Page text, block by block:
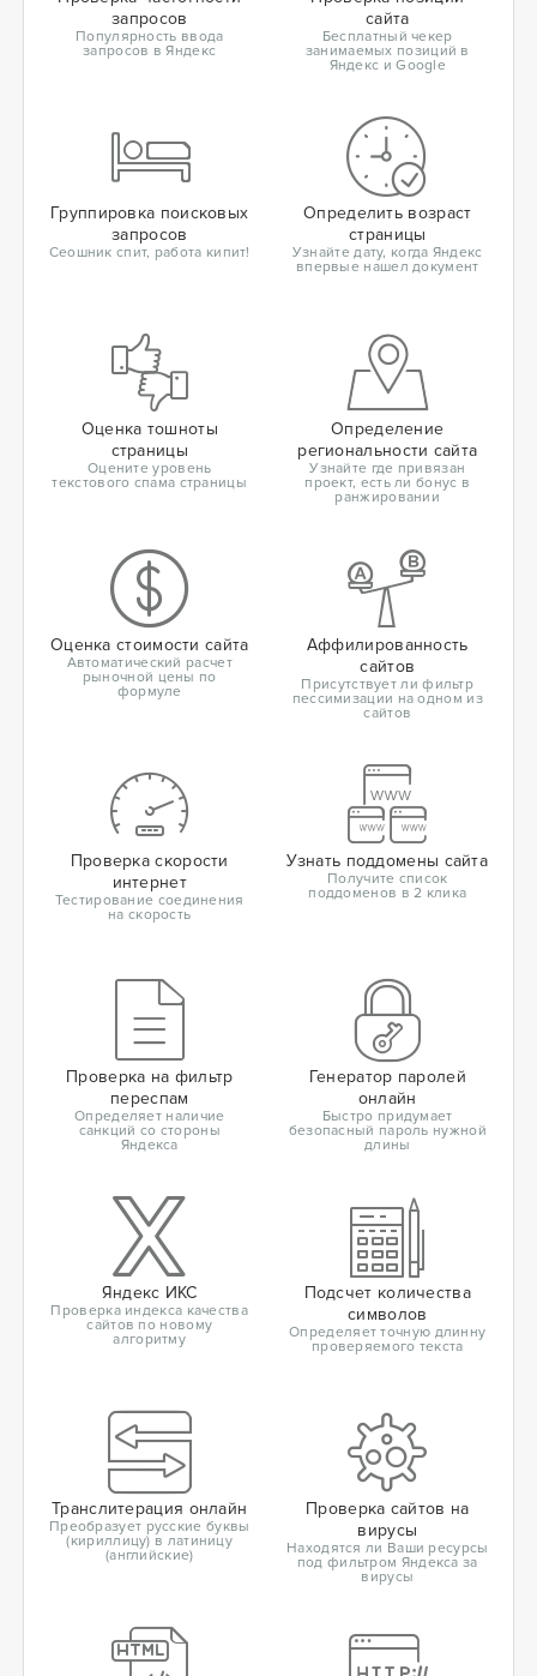
запросов
Популярность ввода
запросов в Яндекс
сайта
Бесплатный чекер
занимаемых позиций в
Яндекс и Google
Группировка поисковых
запросов
Сеошник спит, работа кипит!
Определить возраст
страницы
Узнайте дату, когда Яндекс
впервые нашел документ
Оценка тошноты
страницы
Оцените уровень
текстового спама страницы
Определение
региональности сайта
Узнайте где привязан
проект, есть ли бонус в
ранжировании
Оценка стоимости сайта
Автоматический расчет
рыночной цены по
формуле
Аффилированность
сайтов
Присутствует ли фильтр
пессимизации на одном из
сайтов
Проверка скорости
интернет
Тестирование соединения
на скорость
Узнать поддомены сайта
Получите список
поддоменов в 2 клика
Проверка на фильтр
переспам
Определяет наличие
санкций со стороны
Яндекса
Генератор паролей
онлайн
Быстро придумает
безопасный пароль нужной
длины
Яндекс ИКС
Проверка индекса качества
сайтов по новому
алгоритму
Подсчет количества
символов
Определяет точную длинну
проверяемого текста
Транслитерация онлайн
Преобразует русские буквы
(кириллицу) в латиницу
(английские)
Проверка сайтов на
вирусы
Находятся ли Ваши ресурсы
под фильтром Яндекса за
вирусы